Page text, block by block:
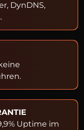
DynDNS,
Uptime im